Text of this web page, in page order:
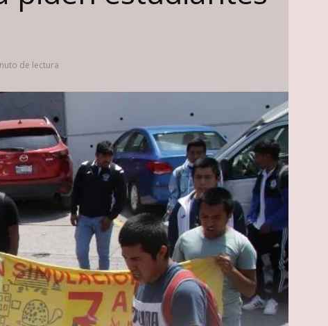
de lectura